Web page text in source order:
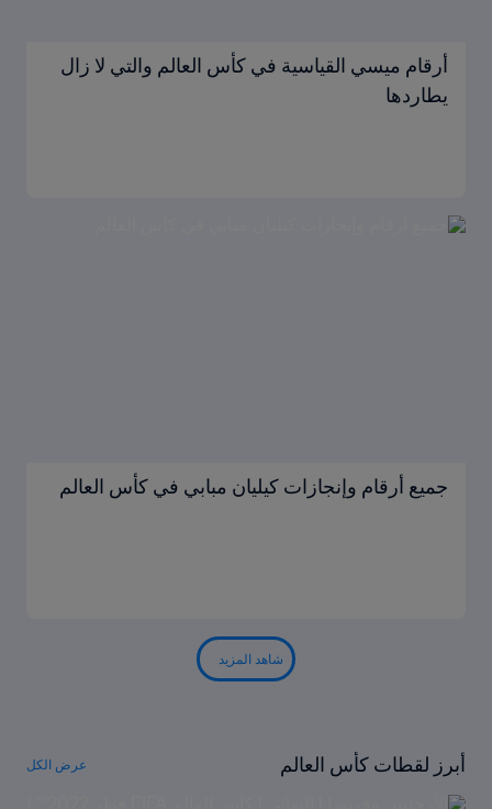
أرقام ميسي القياسية في كأس العالم والتي لا زال
يطاردها
جميع أرقام وإنجازات كيليان مبابي في كأس العالم
شاهد المزيد
أبرز لقطات كأس العالم عرض الكل